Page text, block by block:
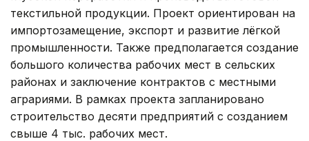
текстильной продукции. Проект ориентирован на
импортозамещение, экспорт и развитие лёгкой
промышленности. Также предполагается создание
большого количества рабочих мест в сельских
районах и заключение контрактов с местными
аграриями. В рамках проекта запланировано
строительство десяти предприятий с созданием
свыше 4 тыс. рабочих мест.